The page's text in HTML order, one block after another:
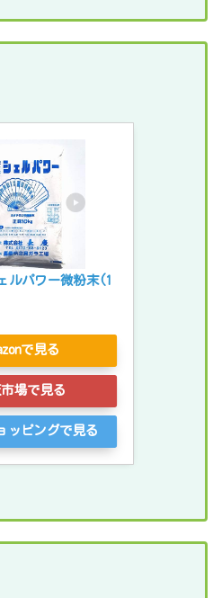
ルパワー微粉末(1
で見る
場で見る
ッピングで見る